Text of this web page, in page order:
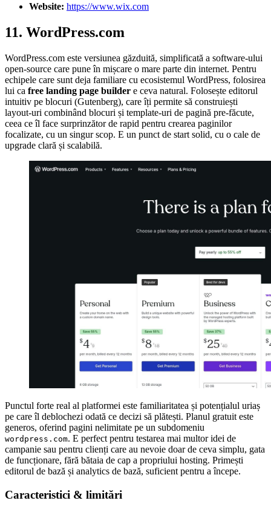
Website: https://www.wix.com
11. WordPress.com
WordPress.com este versiunea găzduită, simplificată a software-ului
open-source care pune în mișcare o mare parte din internet. Pentru
echipele care sunt deja familiare cu ecosistemul WordPress, folosirea
lui ca free landing page builder e ceva natural. Folosește editorul
intuitiv pe blocuri (Gutenberg), care îți permite să construiești
layout-uri combinând blocuri și template-uri de pagină pre-făcute,
ceea ce îl face surprinzător de rapid pentru crearea paginilor
focalizate, cu un singur scop. E un punct de start solid, cu o cale de
upgrade clară și scalabilă.
Punctul forte real al platformei este familiaritatea și potențialul uriaș
pe care îl deblochezi odată ce decizi să plătești. Planul gratuit este
generos, oferind pagini nelimitate pe un subdomeniu
wordpress.com. E perfect pentru testarea mai multor idei de
campanie sau pentru clienți care au nevoie doar de ceva simplu, gata
de funcționare, fără bătaia de cap a propriului hosting. Primești
editorul de bază și analytics de bază, suficient pentru a începe.
Caracteristici & limitări